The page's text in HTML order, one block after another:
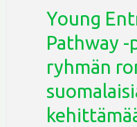
Young
Pathway
ryhmän
romanialaisia
ja
suomalaisia
nuoria